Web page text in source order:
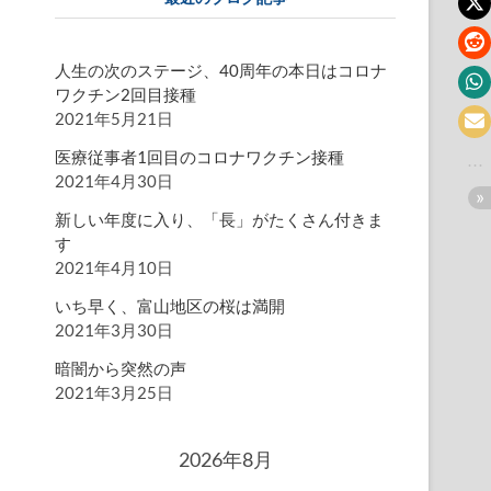
人生の次のステージ、40周年の本日はコロナ
ワクチン2回目接種
2021年5月21日
医療従事者1回目のコロナワクチン接種
2021年4月30日
新しい年度に入り、「長」がたくさん付きま
す
2021年4月10日
いち早く、富山地区の桜は満開
2021年3月30日
暗闇から突然の声
2021年3月25日
2026年8月